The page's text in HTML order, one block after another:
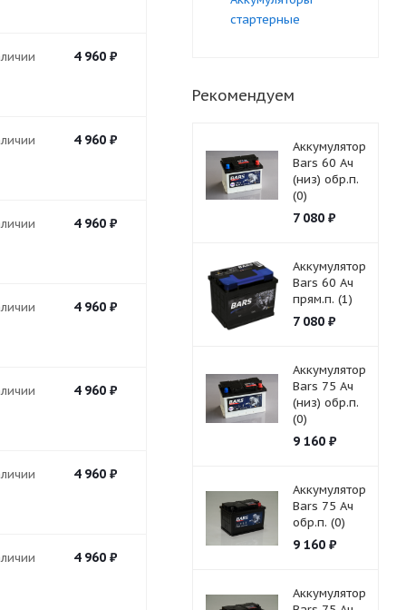
4 960₽
4 960₽
4 960₽
4 960₽
4 960₽
4 960₽
4 960₽
стартерные
Рекомендуем
Аккумулятор
Bars 60 Ач
(низ) обр.п.
(0)
7 080₽
Аккумулятор
Bars 60 Ач
прям.п. (1)
7 080₽
Аккумулятор
Bars 75 Ач
(низ) обр.п.
(0)
9 160₽
Аккумулятор
Bars 75 Ач
обр.п. (0)
9 160₽
Аккумулятор